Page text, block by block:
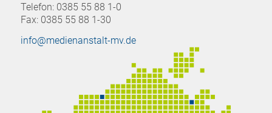
Telefon: 0385 55 88 1-0
Fax: 0385 55 88 1-30
info@medienanstalt-mv.de